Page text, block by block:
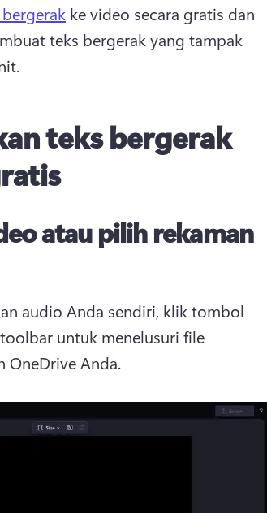
ke video secara gratis dan
teks bergerak yang tampak
teks bergerak
atau pilih rekaman
audio Anda sendiri, klik tombol
untuk menelusuri file
OneDrive Anda.